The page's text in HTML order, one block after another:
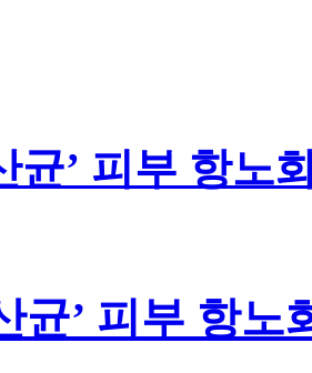
균’ 피부 항노
균’ 피부 항